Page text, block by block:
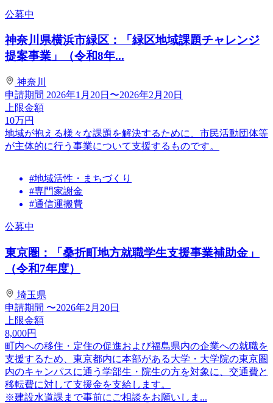
公募中
神奈川県横浜市緑区：「緑区地域課題チャレンジ
提案事業」（令和8年...
神奈川
申請期間 2026年1月20日〜2026年2月20日
上限金額
10万円
地域が抱える様々な課題を解決するために、市民活動団体等
が主体的に行う事業について支援するものです。
#地域活性・まちづくり
#専門家謝金
#通信運搬費
公募中
東京圏：「桑折町地方就職学生支援事業補助金」
（令和7年度）
埼玉県
申請期間 〜2026年2月20日
上限金額
8,000円
町内への移住・定住の促進および福島県内の企業への就職を
支援するため、東京都内に本部がある大学・大学院の東京圏
内のキャンパスに通う学部生・院生の方を対象に、交通費と
移転費に対して支援金を支給します。
※建設水道課まで事前にご相談をお願いしま...